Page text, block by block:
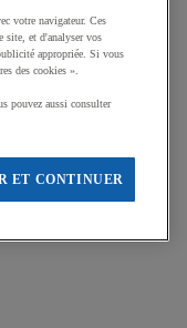
votre navigateur. Ces
site, et d'analyser vos
appropriée. Si vous
des cookies ».
pouvez aussi consulter
ET CONTINUER